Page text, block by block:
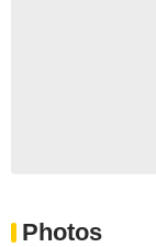
Photos